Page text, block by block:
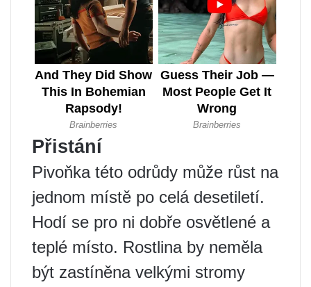
Přistání
Pivoňka této odrůdy může růst na
jednom místě po celá desetiletí.
Hodí se pro ni dobře osvětlené a
teplé místo. Rostlina by neměla
být zastíněna velkými stromy